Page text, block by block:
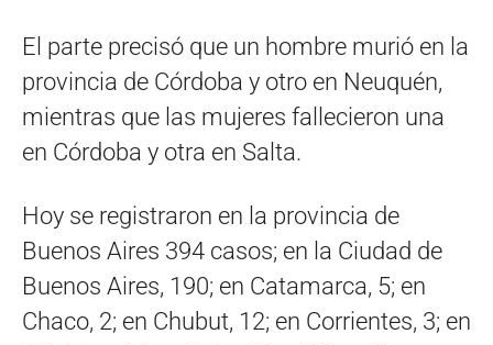
El parte precisó que un hombre murió en la
provincia de Córdoba y otro en Neuquén,
mientras que las mujeres fallecieron una
en Córdoba y otra en Salta.
Hoy se registraron en la provincia de
Buenos Aires 394 casos; en la Ciudad de
Buenos Aires, 190; en Catamarca, 5; en
Chaco, 2; en Chubut, 12; en Corrientes, 3; en